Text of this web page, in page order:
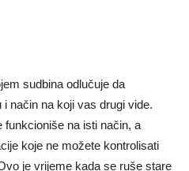
sudbina odlučuje da
način na koji vas drugi vide.
na isti način, a
koje ne možete kontrolisati
je vrijeme kada se ruše stare